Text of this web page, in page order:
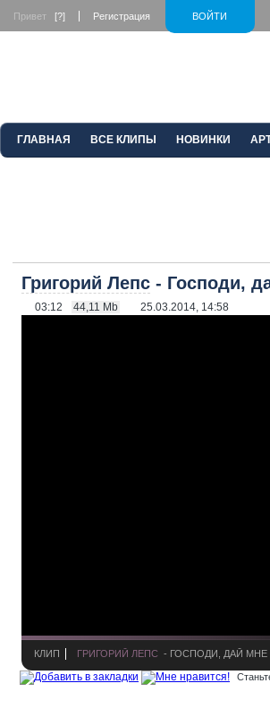
ВОЙТИ
Привет [?] Регистрация
ГЛАВНАЯ ВСЕ КЛИПЫ НОВИНКИ
Григорий Лепс - Господи,
03:12 44,11 Mb 25.03.2014, 14:58
КЛИП ГРИГОРИЙ ЛЕПС - ГОСПОДИ, ДАЙ МНЕ